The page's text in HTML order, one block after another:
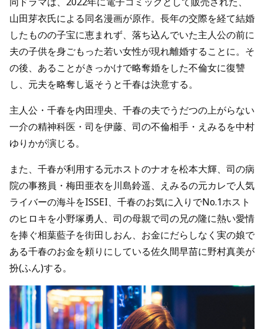
山田芽衣氏による同名漫画が原作。長年の交際を経て結婚
したものの子宝に恵まれず、落ち込んでいた主人公の前に
夫の子供を身ごもった若い女性が現れ離婚することに。そ
の後、あることがきっかけで略奪婚をした不倫女に復讐
し、元夫を略奪し返そうと千春は決意する。
主人公・千春を内田理央、千春の夫でうだつの上がらない
一介の精神科医・司を伊藤、司の不倫相手・えみるを中村
ゆりかが演じる。
また、千春が利用する元ホストのナオを松本大輝、司の病
院の事務員・梅田亜衣を川島鈴遥、えみるの元カレで人気
ライバーの海斗をISSEI、千春のお気に入りでNo.1ホスト
のヒロキを小野塚勇人、司の母親で司の兄の隆に熱い愛情
を捧ぐ相葉藍子を街田しおん、お金にだらしなく実の娘で
ある千春のお金を頼りにしている佐久間早苗に野村真美が
扮(ふん)する。